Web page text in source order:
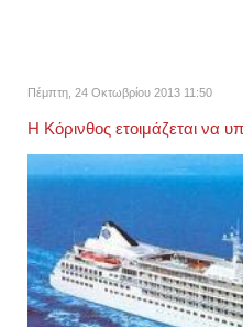
Πέμπτη, 24 Οκτωβρίου 2013 11:50
Η Κόρινθος ετοιμάζεται να